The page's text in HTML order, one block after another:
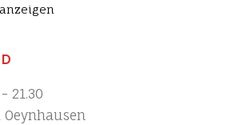
- 21.30
Oeynhausen